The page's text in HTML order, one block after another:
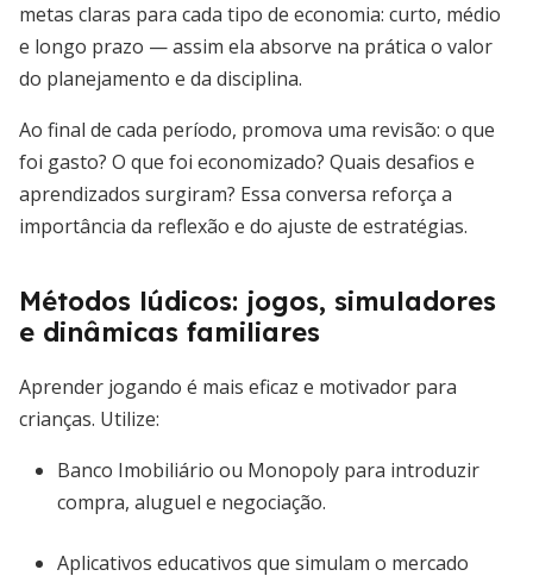
metas claras para cada tipo de economia: curto, médio
e longo prazo — assim ela absorve na prática o valor
do planejamento e da disciplina.
Ao final de cada período, promova uma revisão: o que
foi gasto? O que foi economizado? Quais desafios e
aprendizados surgiram? Essa conversa reforça a
importância da reflexão e do ajuste de estratégias.
Métodos lúdicos: jogos, simuladores
e dinâmicas familiares
Aprender jogando é mais eficaz e motivador para
crianças. Utilize:
Banco Imobiliário ou Monopoly para introduzir
compra, aluguel e negociação.
Aplicativos educativos que simulam o mercado